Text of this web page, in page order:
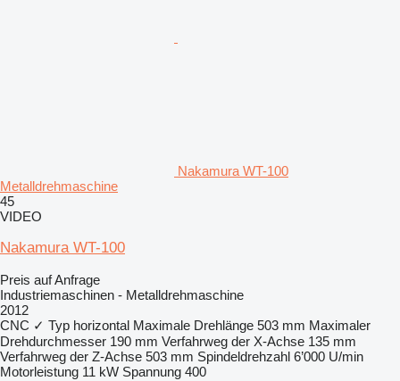
Nakamura WT-100
Metalldrehmaschine
45
VIDEO
Nakamura WT-100
Preis auf Anfrage
Industriemaschinen - Metalldrehmaschine
2012
CNC ✓ Typ horizontal Maximale Drehlänge 503 mm Maximaler
Drehdurchmesser 190 mm Verfahrweg der X-Achse 135 mm
Verfahrweg der Z-Achse 503 mm Spindeldrehzahl 6’000 U/min
Motorleistung 11 kW Spannung 400